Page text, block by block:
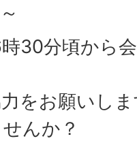
30分頃から
をお願いし
んか？